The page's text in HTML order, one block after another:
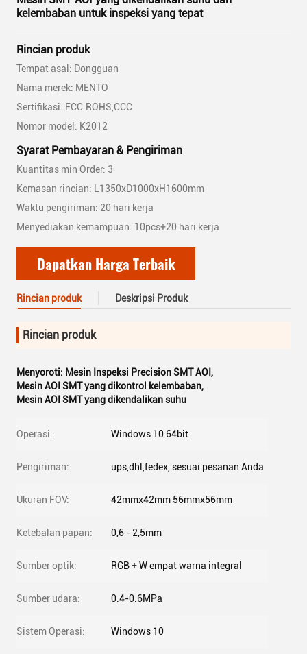
kelembaban untuk inspeksi yang tepat
Rincian produk
Tempat asal: Dongguan
Nama merek: MENTO
Sertifikasi: FCC.ROHS,CCC
Nomor model: K2012
Syarat Pembayaran & Pengiriman
Kuantitas min Order: 3
Kemasan rincian: L1350xD1000xH1600mm
Waktu pengiriman: 20 hari kerja
Menyediakan kemampuan: 10pcs+20 hari kerja
Dapatkan Harga Terbaik
Rincian produk Deskripsi Produk
Rincian produk
Menyoroti: Mesin Inspeksi Precision SMT AOI ,
Mesin AOI SMT yang dikontrol kelembaban,
Mesin AOI SMT yang dikendalikan suhu
Operasi: Windows 10 64bit
Pengiriman: ups,dhl,fedex, sesuai pesanan Anda
Ukuran FOV: 42mmx42mm 56mmx56mm
Ketebalan papan: 0,6 - 2,5mm
Sumber optik: RGB + W empat warna integral
Sumber udara: 0.4-0.6MPa
Sistem Operasi: Windows 10